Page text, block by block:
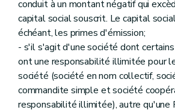
conduit à un montant négatif qui
capital social souscrit. Le capital
échéant, les primes d'émission;
- s'il s'agit d'une société dont certains
ont une responsabilité illimitée pour
société (société en nom collectif,
commandite simple et société
responsabilité illimitée), autre qu'une